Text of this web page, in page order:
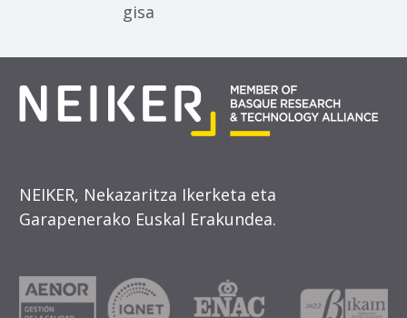
gisa
NEIKER, Nekazaritza Ikerketa eta
Garapenerako Euskal Erakundea.